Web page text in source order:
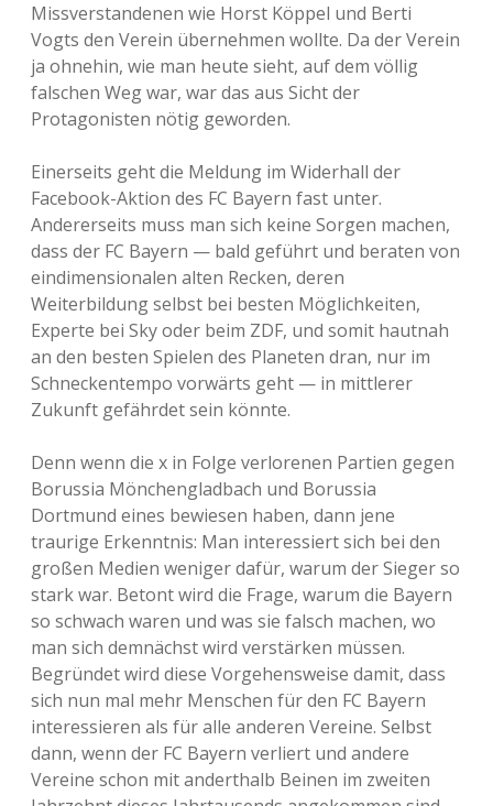
Missverstandenen wie Horst Köppel und Berti
Vogts den Verein übernehmen wollte. Da der Verein
ja ohnehin, wie man heute sieht, auf dem völlig
falschen Weg war, war das aus Sicht der
Protagonisten nötig geworden.
Einerseits geht die Meldung im Widerhall der
Facebook-Aktion des FC Bayern fast unter.
Andererseits muss man sich keine Sorgen machen,
dass der FC Bayern — bald geführt und beraten von
eindimensionalen alten Recken, deren
Weiterbildung selbst bei besten Möglichkeiten,
Experte bei Sky oder beim ZDF, und somit hautnah
an den besten Spielen des Planeten dran, nur im
Schneckentempo vorwärts geht — in mittlerer
Zukunft gefährdet sein könnte.
Denn wenn die x in Folge verlorenen Partien gegen
Borussia Mönchengladbach und Borussia
Dortmund eines bewiesen haben, dann jene
traurige Erkenntnis: Man interessiert sich bei den
großen Medien weniger dafür, warum der Sieger so
stark war. Betont wird die Frage, warum die Bayern
so schwach waren und was sie falsch machen, wo
man sich demnächst wird verstärken müssen.
Begründet wird diese Vorgehensweise damit, dass
sich nun mal mehr Menschen für den FC Bayern
interessieren als für alle anderen Vereine. Selbst
dann, wenn der FC Bayern verliert und andere
Vereine schon mit anderthalb Beinen im zweiten